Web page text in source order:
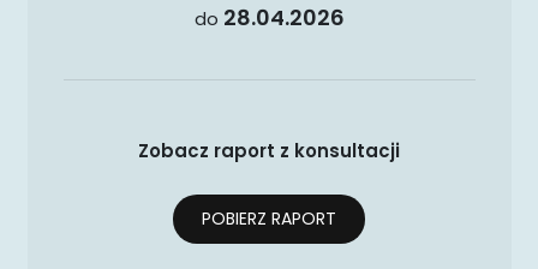
do 28.04.2026
Zobacz raport z konsultacji
POBIERZ RAPORT